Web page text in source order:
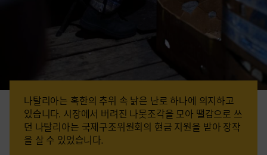
나탈리아는 혹한의 추위 속 낡은 난로 하나에 의지하고
있습니다. 시장에서 버려진 나뭇조각을 모아 땔감으로 쓰
던 나탈리아는 국제구조위원회의 현금 지원을 받아 장작
을 살 수 있었습니다.